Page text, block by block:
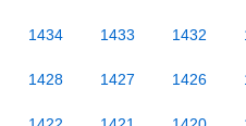
1434 1433 1432
1428 1427 1426